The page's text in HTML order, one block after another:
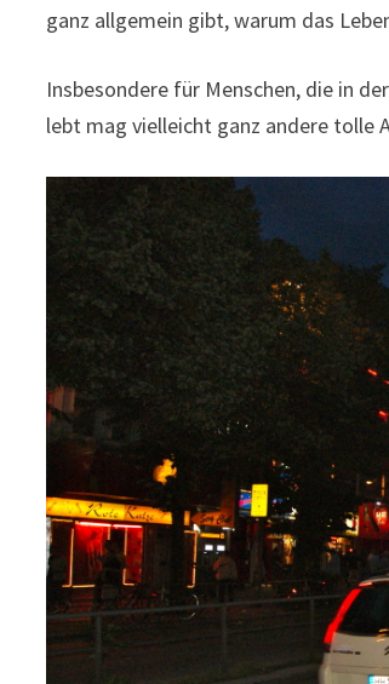
ganz allgemein gibt, warum das
Insbesondere für Menschen, die in
lebt mag vielleicht ganz andere tolle